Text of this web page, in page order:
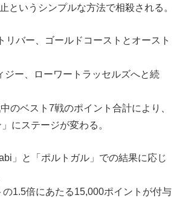
というシンプルな方法で相殺される。
バー、ゴールドコーストとオースト
ー、ローワートラッセルズへと続
のベスト7戦のポイント合計により、
にステージが変わる。
」と「ポルトガル」での結果に応じ
1.5倍にあたる15,000ポイントが付与